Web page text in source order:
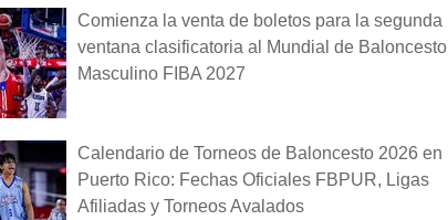
Comienza la venta de boletos para la segunda
ventana clasificatoria al Mundial de Baloncesto
Masculino FIBA 2027
Calendario de Torneos de Baloncesto 2026 en
Puerto Rico: Fechas Oficiales FBPUR, Ligas
Afiliadas y Torneos Avalados